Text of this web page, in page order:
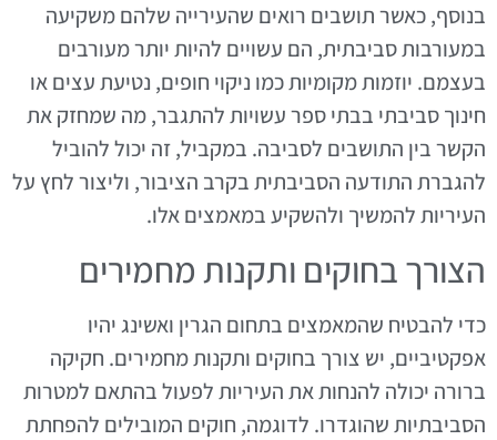
בנוסף, כאשר תושבים רואים שהעירייה שלהם משקיעה
במעורבות סביבתית, הם עשויים להיות יותר מעורבים
בעצמם. יוזמות מקומיות כמו ניקוי חופים, נטיעת עצים או
חינוך סביבתי בבתי ספר עשויות להתגבר, מה שמחזק את
הקשר בין התושבים לסביבה. במקביל, זה יכול להוביל
להגברת התודעה הסביבתית בקרב הציבור, וליצור לחץ על
העיריות להמשיך ולהשקיע במאמצים אלו.
הצורך בחוקים ותקנות מחמירים
כדי להבטיח שהמאמצים בתחום הגרין ואשינג יהיו
אפקטיביים, יש צורך בחוקים ותקנות מחמירים. חקיקה
ברורה יכולה להנחות את העיריות לפעול בהתאם למטרות
הסביבתיות שהוגדרו. לדוגמה, חוקים המובילים להפחתת